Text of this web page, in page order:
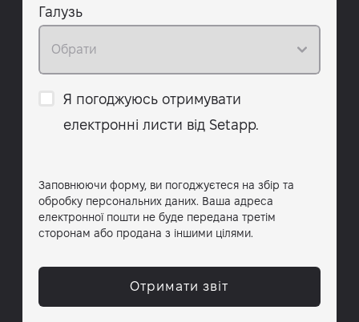
Галузь
Я погоджуюсь отримувати
електронні листи від Setapp.
Заповнюючи форму, ви погоджуєтеся на збір та
обробку персональних даних. Ваша адреса
електронної пошти не буде передана третім
сторонам або продана з іншими цілями.
Отримати звіт